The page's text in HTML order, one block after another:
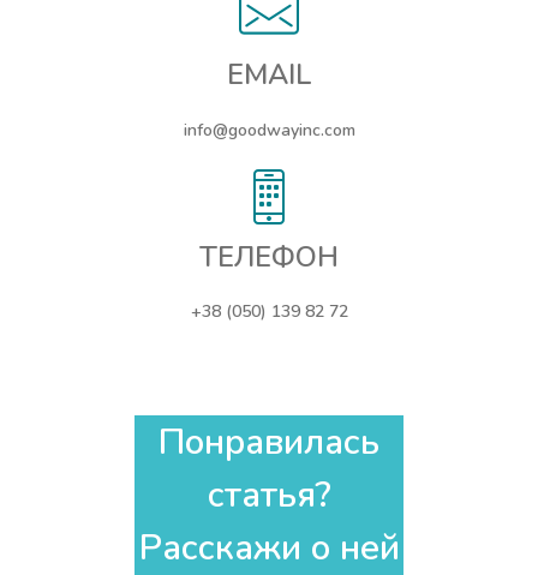
EMAIL
info@goodwayinc.com
ТЕЛЕФОН
+38 (050) 139 82 72
Понравилась
статья?
Расскажи о ней